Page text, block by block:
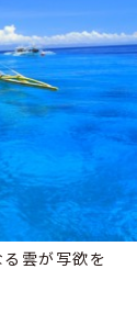
る雲が写欲を